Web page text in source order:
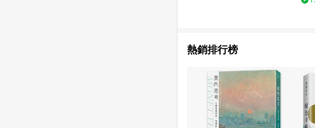
熱銷排行榜